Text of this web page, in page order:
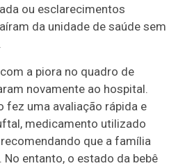
ou esclarecimentos
da unidade de saúde sem
a piora no quadro de
novamente ao hospital.
fez uma avaliação rápida e
medicamento utilizado
que a família
entanto, o estado da bebê